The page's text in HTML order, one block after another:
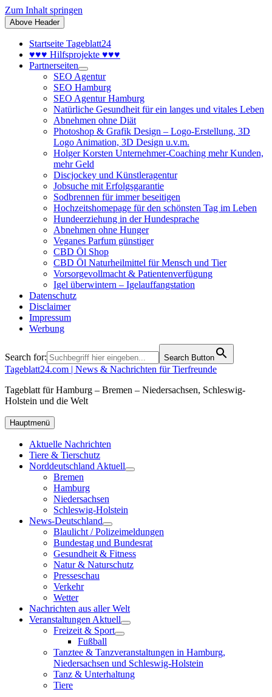
Zum Inhalt springen
Above Header
Startseite Tageblatt24
♥♥♥ Hilfsprojekte ♥♥♥
Partnerseiten
SEO Agentur
SEO Hamburg
SEO Agentur Hamburg
Natürliche Gesundheit für ein langes und vitales Leben
Abnehmen ohne Diät
Photoshop & Grafik Design – Logo-Erstellung, 3D
Logo Animation, 3D Design u.v.m.
Holger Korsten Unternehmer-Coaching mehr Kunden,
mehr Geld
Discjockey und Künstleragentur
Jobsuche mit Erfolgsgarantie
Sodbrennen für immer beseitigen
Hochzeitshomepage für den schönsten Tag im Leben
Hundeerziehung in der Hundesprache
Abnehmen ohne Hunger
Veganes Parfum günstiger
CBD Öl Shop
CBD Öl Naturheilmittel für Mensch und Tier
Vorsorgevollmacht & Patientenverfügung
Igel überwintern – Igelauffangstation
Datenschutz
Disclaimer
Impressum
Werbung
Search for: Search Button
Tageblatt24.com | News & Nachrichten für Tierfreunde
Tageblatt für Hamburg – Bremen – Niedersachsen, Schleswig-
Holstein und die Welt
Hauptmenü
Aktuelle Nachrichten
Tiere & Tierschutz
Norddeutschland Aktuell
Bremen
Hamburg
Niedersachsen
Schleswig-Holstein
News-Deutschland
Blaulicht / Polizeimeldungen
Bundestag und Bundesrat
Gesundheit & Fitness
Natur & Naturschutz
Presseschau
Verkehr
Wetter
Nachrichten aus aller Welt
Veranstaltungen Aktuell
Freizeit & Sport
Fußball
Tanztee & Tanzveranstaltungen in Hamburg,
Niedersachsen und Schleswig-Holstein
Tanz & Unterhaltung
Tiere